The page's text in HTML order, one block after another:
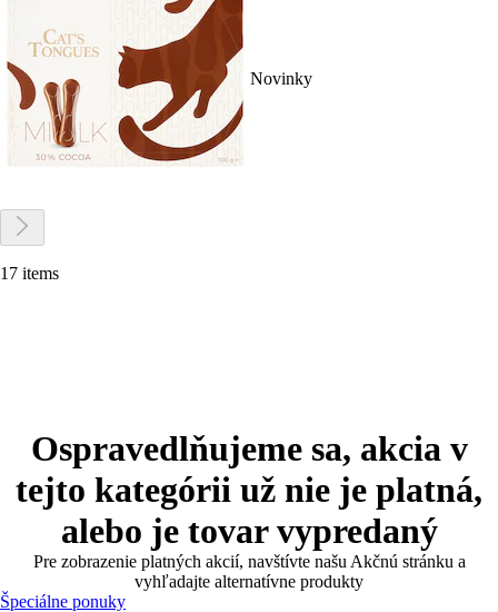
Novinky
17 items
Ospravedlňujeme sa, akcia v
tejto kategórii už nie je platná,
alebo je tovar vypredaný
Pre zobrazenie platných akcií, navštívte našu Akčnú stránku a
vyhľadajte alternatívne produkty
Špeciálne ponuky